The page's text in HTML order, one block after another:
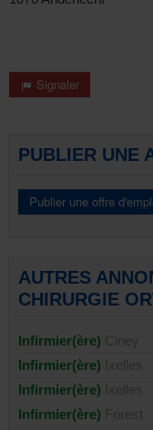
Signaler
PUBLIER UNE
AUTRES
CHIRURGIE
Infirmier(ère)
Infirmier(ère)
Infirmier(ère)
Infirmier(ère)